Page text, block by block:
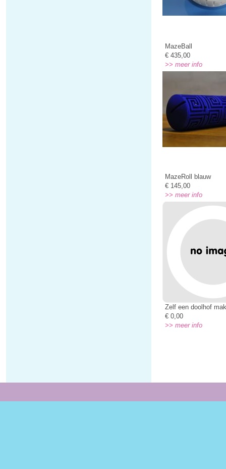
MazeBall
€ 435,00
>> meer info
MazeRoll blauw
€ 145,00
>> meer info
Zelf een doolhof
€ 0,00
>> meer info